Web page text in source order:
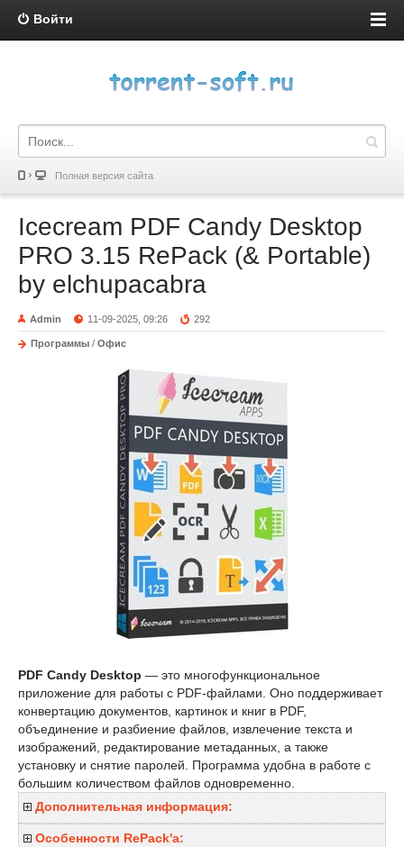
Войти
Полная версия сайта
Icecream PDF Candy Desktop
PRO 3.15 RePack (& Portable)
by elchupacabra
Admin 11-09-2025, 09:26 292
Программы / Офис
PDF Candy Desktop — это многофункциональное
приложение для работы с PDF-файлами. Оно поддерживает
конвертацию документов, картинок и книг в PDF,
объединение и разбиение файлов, извлечение текста и
изображений, редактирование метаданных, а также
установку и снятие паролей. Программа удобна в работе с
большим количеством файлов одновременно.
Дополнительная информация:
Особенности RePack'a: